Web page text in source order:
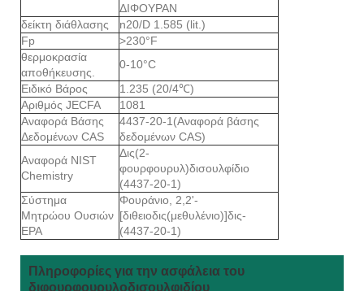
ΔΙΦΟΥΡΑΝ
δείκτη διάθλασης
n20/D 1.585 (lit.)
Fp
>230°F
θερμοκρασία
αποθήκευσης.
0-10°C
Ειδικό Βάρος
1.235 (20/4℃)
Αριθμός JECFA
1081
Αναφορά Βάσης
Δεδομένων CAS
4437-20-1(Αναφορά βάσης
δεδομένων CAS)
Αναφορά NIST
Chemistry
Δις(2-
φουρφουρυλ)δισουλφίδιο
(4437-20-1)
Σύστημα
Μητρώου Ουσιών
EPA
Φουράνιο, 2,2'-
[διθειοδις(μεθυλένιο)]δις-
(4437-20-1)
Πληροφορίες για την ασφάλεια του
διφουρφουρυλοδισουλφιδίου